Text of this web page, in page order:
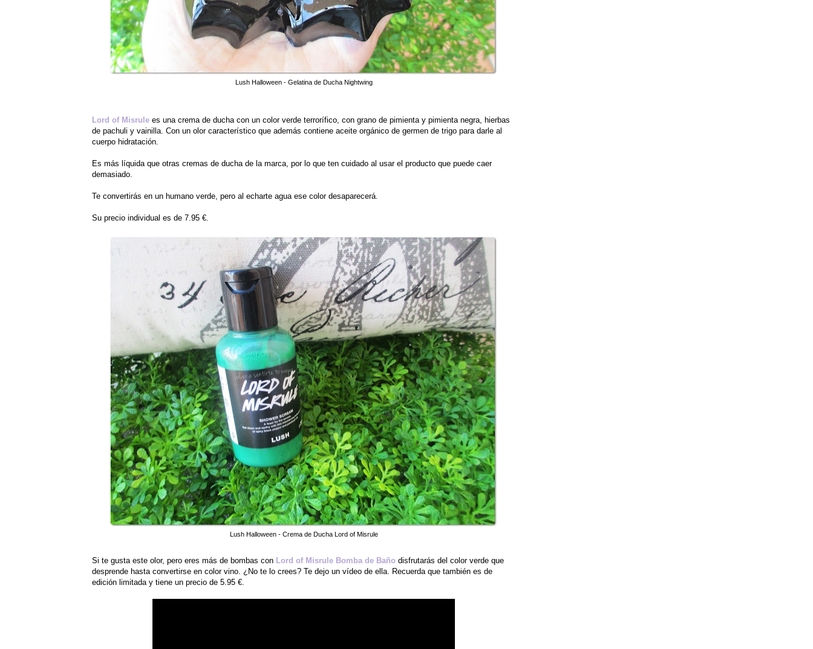
Lush Halloween - Gelatina de Ducha Nightwing
Lord of Misrule es una crema de ducha con un color verde terrorífico, con grano de pimienta y pimienta negra, hierbas
de pachuli y vainilla. Con un olor característico que además contiene aceite orgánico de germen de trigo para darle al
cuerpo hidratación.
Es más líquida que otras cremas de ducha de la marca, por lo que ten cuidado al usar el producto que puede caer
demasiado.
Te convertirás en un humano verde, pero al echarte agua ese color desaparecerá.
Su precio individual es de 7.95 €.
Lush Halloween - Crema de Ducha Lord of Misrule
Si te gusta este olor, pero eres más de bombas con Lord of Misrule Bomba de Baño disfrutarás del color verde que
desprende hasta convertirse en color vino. ¿No te lo crees? Te dejo un vídeo de ella. Recuerda que también es de
edición limitada y tiene un precio de 5.95 €.